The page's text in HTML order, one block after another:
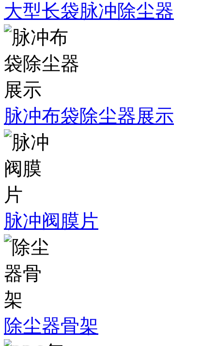
大型长袋脉冲除尘器
脉冲布袋除尘器展示
脉冲阀膜片
除尘器骨架